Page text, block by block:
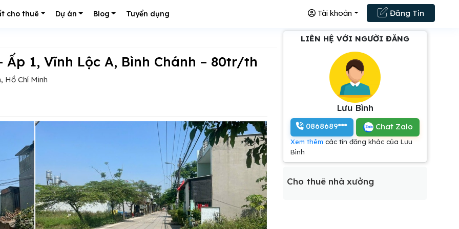
cho thuê Dự án Blog Tuyển dụng Đăng Tin
Tài khoản
Ấp 1, Vĩnh Lộc A, Bình Chánh – 80tr/th
Hồ Chí Minh
LIÊN HỆ VỚI NGƯỜI ĐĂNG
Lưu Bình
0868689*** Chat Zalo
Xem thêm các tin đăng khác của Lưu
Bình
Cho thuê nhà xưởng